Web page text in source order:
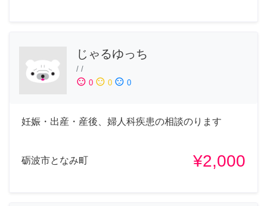
じゃるゆっち
/ /
sentiment_satisfied 0 sentiment_neutral 0 sentiment_dissatisfied 0
妊娠・出産・産後、婦人科疾患の相談のります
砺波市となみ町 ¥2,000